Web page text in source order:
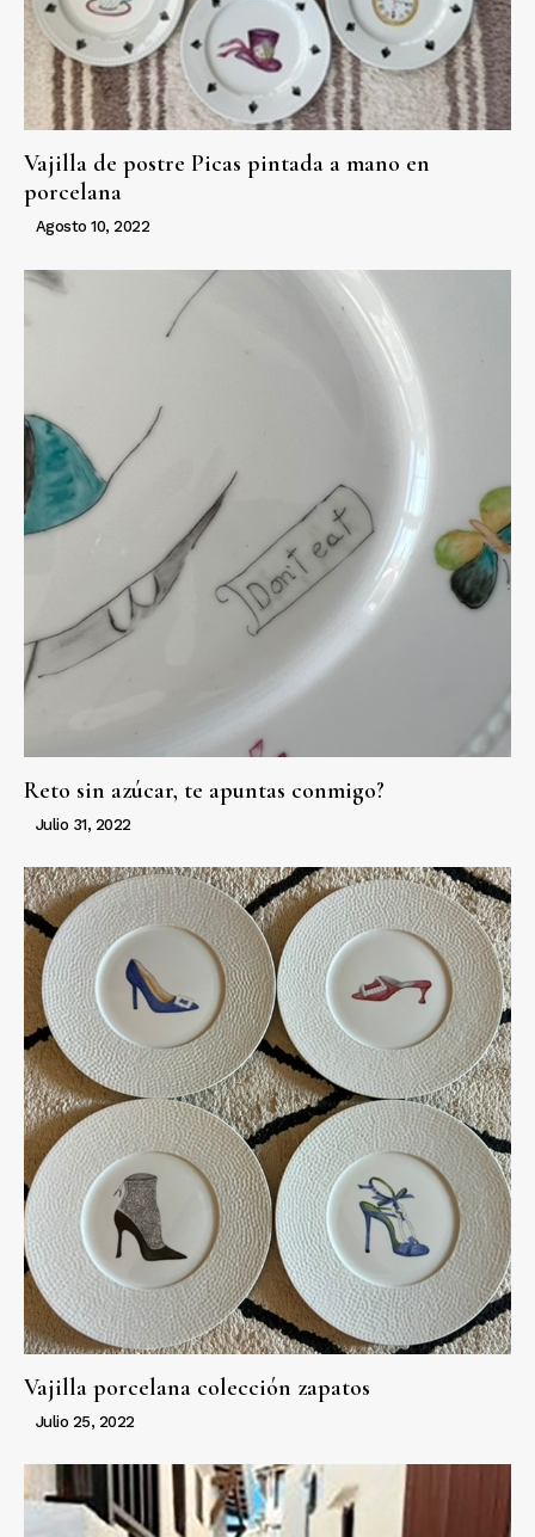
Vajilla de postre Picas pintada a mano en
porcelana
Agosto 10, 2022
Reto sin azúcar, te apuntas conmigo?
Julio 31, 2022
Vajilla porcelana colección zapatos
Julio 25, 2022